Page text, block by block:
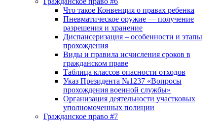
Что такое Конвенция о правах ребенка
Пневматическое оружие — получение
разрешения и хранение
Диспансеризация – особенности и этапы
прохождения
Виды и правила исчисления сроков в
гражданском праве
Таблица классов опасности отходов
Указ Президента №1237 «Вопросы
прохождения военной службы»
Организация деятельности участковых
уполномоченных полиции
Гражданское право #7